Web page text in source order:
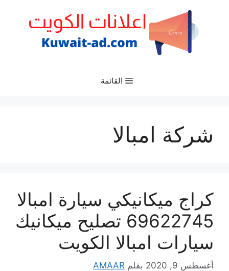
القائمة
شركة امبالا
كراج ميكانيكي سيارة امبالا
69622745 تصليح ميكانيك
سيارات امبالا الكويت
أغسطس 9, 2020 بقلم AMAAR